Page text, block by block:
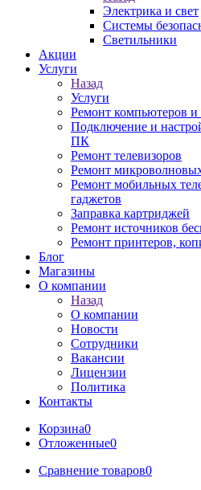
Электрика и свет
Системы
Светильники
Акции
Услуги
Назад
Услуги
Ремонт компьютеров и
Подключение и
ПК
Ремонт телевизоров
Ремонт
Ремонт мобильных
гаджетов
Заправка картриджей
Ремонт источников
Ремонт принтеров,
Блог
Магазины
О компании
Назад
О компании
Новости
Сотрудники
Вакансии
Лицензии
Политика
Контакты
Корзина0
Отложенные0
Сравнение товаров0